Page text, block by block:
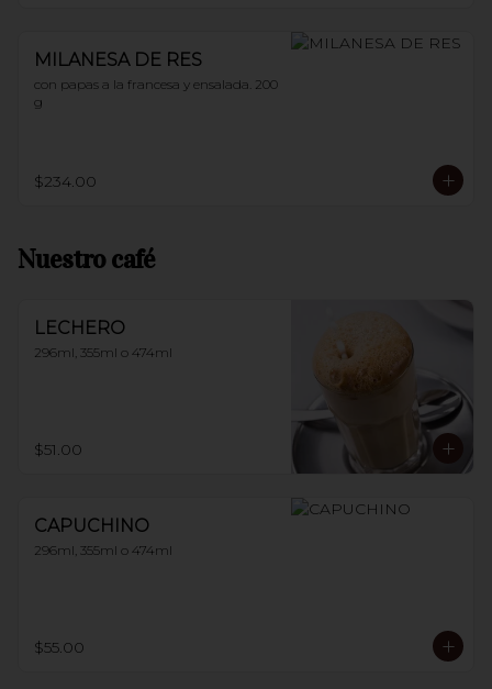
MILANESA DE RES
con papas a la francesa y ensalada. 200
g
$234.00
Nuestro café
LECHERO
296ml, 355ml o 474ml
$51.00
CAPUCHINO
296ml, 355ml o 474ml
$55.00